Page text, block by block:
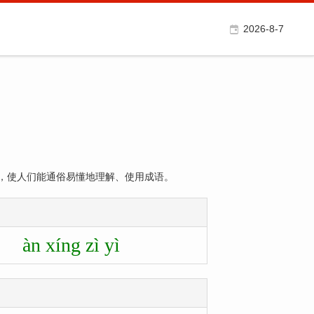
2026-8-7
人们能通俗易懂地理解、使用成语。
àn xíng zì yì